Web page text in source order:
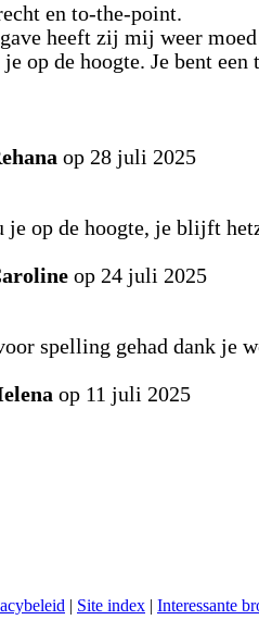
en to-the-point.
heeft zij mij weer
op de hoogte. Je bent
op 28 juli 2025
je op de hoogte, je blijft
op 24 juli 2025
spelling gehad dank je
op 11 juli 2025
| Site index | Interessante